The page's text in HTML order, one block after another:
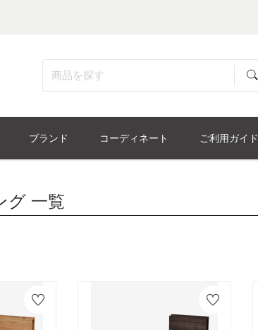
ブランド コーディネート ご利用ガイド
グ 一覧